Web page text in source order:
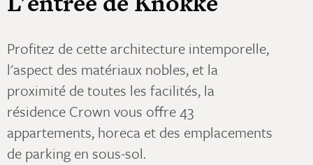
Profitez de cette architecture intemporelle,
l'aspect des matériaux nobles, et la
proximité de toutes les facilités, la
résidence Crown vous offre 43
appartements, horeca et des emplacements
de parking en sous-sol.